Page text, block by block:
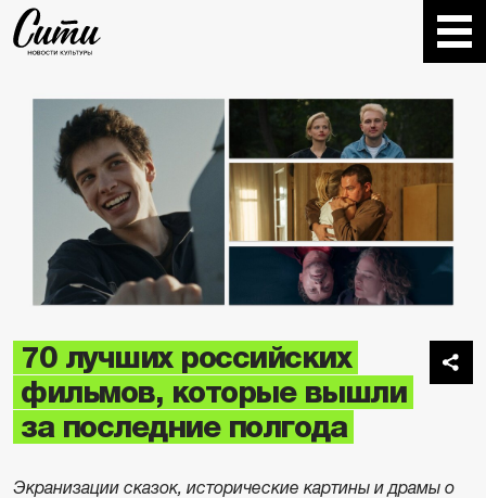
70 лучших российских
фильмов, которые вышли
за последние полгода
Экранизации сказок, исторические картины и драмы о